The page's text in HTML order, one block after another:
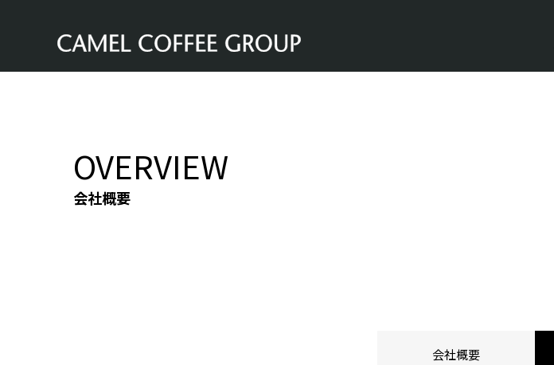
OVERVIEW
会社概要
会社概要